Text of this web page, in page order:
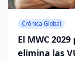
Crónica Global
El MWC
elimina las